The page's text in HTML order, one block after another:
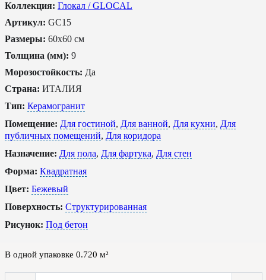
Коллекция: Глокал / GLOCAL
Артикул: GC15
Размеры: 60x60 см
Толщина (мм): 9
Морозостойкость: Да
Страна: ИТАЛИЯ
Тип: Керамогранит
Помещение: Для гостиной, Для ванной, Для кухни, Для
публичных помещений, Для коридора
Назначение: Для пола, Для фартука, Для стен
Форма: Квадратная
Цвет: Бежевый
Поверхность: Структурированная
Рисунок: Под бетон
В одной упаковке 0.720 м²